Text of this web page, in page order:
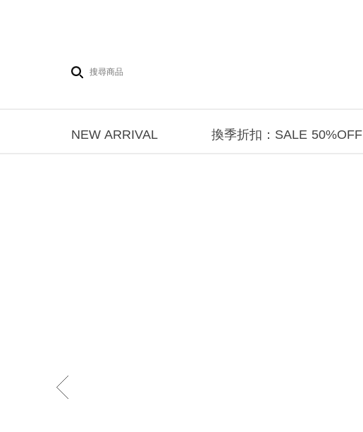
NEW ARRIVAL 換季折扣：SALE 50%OFF